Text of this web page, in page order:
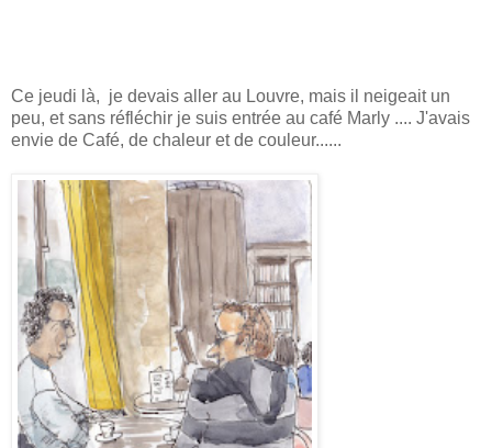
Ce jeudi là, je devais aller au Louvre, mais il neigeait un
peu, et sans réfléchir je suis entrée au café Marly .... J'avais
envie de Café, de chaleur et de couleur......